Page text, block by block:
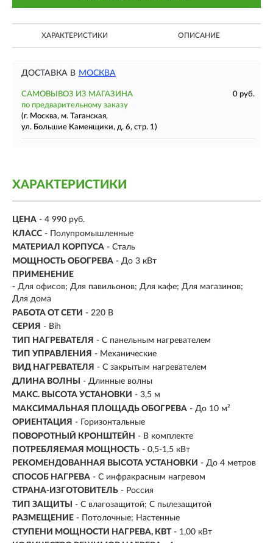
ХАРАКТЕРИСТИКИ ОПИСАНИЕ
ДОСТАВКА В МОСКВА
САМОВЫВОЗ ИЗ МАГАЗИНА
0 руб.
по предварительному заказу
(г. Москва, м. Таганская,
ул. Большие Каменщики, д. 6, стр. 1)
ХАРАКТЕРИСТИКИ
ЦЕНА - 4 990 руб.
КЛАСС - Полупромышленные
МАТЕРИАЛ КОРПУСА - Сталь
МОЩНОСТЬ ОБОГРЕВА - До 3 кВт
ПРИМЕНЕНИЕ
- Для офисов; Для павильонов; Для кафе; Для магазинов;
Для дома
РАБОТА ОТ СЕТИ - 220 В
СЕРИЯ - Bih
ТИП НАГРЕВАТЕЛЯ - С панельным нагревателем
ТИП УПРАВЛЕНИЯ - Механические
ВИД НАГРЕВАТЕЛЯ - С закрытым нагревателем
ДЛИНА ВОЛНЫ
- Длинные волны
МАКС. ВЫСОТА УСТАНОВКИ - 3,5 м
МАКСИМАЛЬНАЯ ПЛОЩАДЬ ОБОГРЕВА - До 10 м²
ОРИЕНТАЦИЯ - Горизонтальные
ПОВОРОТНЫЙ КРОНШТЕЙН - В комплекте
ПОТРЕБЛЯЕМАЯ МОЩНОСТЬ - 0,5-1,5 кВт
РЕКОМЕНДОВАННАЯ ВЫСОТА УСТАНОВКИ - До 4 метров
СПОСОБ НАГРЕВА - С инфракрасным нагревом
СТРАНА-ИЗГОТОВИТЕЛЬ - Россия
ТИП ЗАЩИТЫ
- С влагозащитой; С пылезащитой
РАЗМЕЩЕНИЕ - Потолочные; Настенные
СТУПЕНИ МОЩНОСТИ НАГРЕВА, КВТ - 1,00 кВт